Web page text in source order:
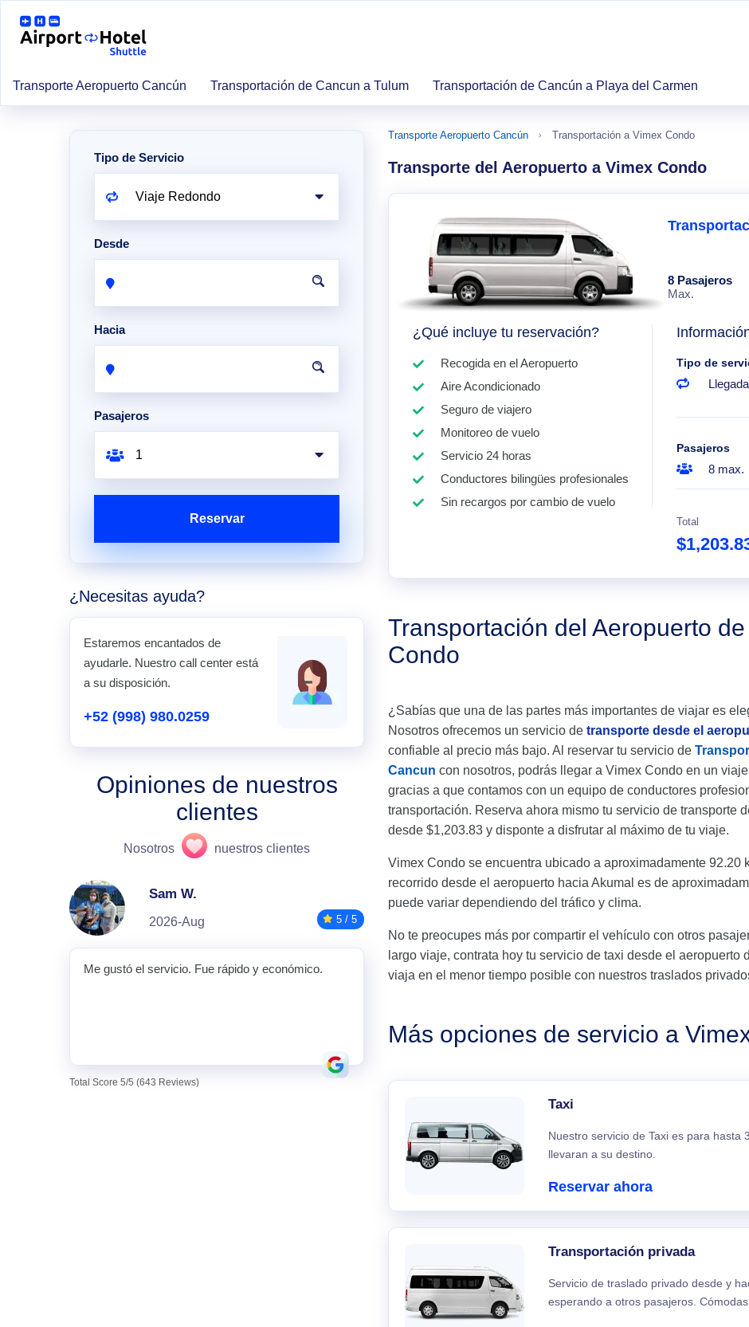
Transporte Aeropuerto Cancún Transportación de Cancun a Tulum Transportación de Cancún a Playa del Carmen
Transporte Aeropuerto Cancún Transportación a Vimex Condo
Transporte del Aeropuerto a Vimex Condo
8 Pasajeros
Max.
¿Qué incluye tu reservación?
Recogida en el Aeropuerto
Aire Acondicionado
Seguro de viajero
Monitoreo de vuelo
Servicio 24 horas
Conductores bilingües profesionales
Sin recargos por cambio de vuelo
Tipo de
Llegada
Pasajeros
8 max.
Total
Transportación del Aeropuerto
Condo
¿Sabías que una de las partes más importantes de viajar es
Nosotros ofrecemos un servicio de transporte desde el
confiable al precio más bajo. Al reservar tu servicio de
Cancun con nosotros, podrás llegar a Vimex Condo en un
gracias a que contamos con un equipo de conductores
transportación. Reserva ahora mismo tu servicio de transporte
desde $1,203.83 y disponte a disfrutar al máximo de tu viaje.
Vimex Condo se encuentra ubicado a aproximadamente 92.20
recorrido desde el aeropuerto hacia Akumal es de
puede variar dependiendo del tráfico y clima.
No te preocupes más por compartir el vehículo con otros
largo viaje, contrata hoy tu servicio de taxi desde el
viaja en el menor tiempo posible con nuestros traslados
Más opciones de servicio a
Taxi
Nuestro servicio de Taxi es para hasta
llevaran a su destino.
Reservar ahora
Transportación privada
Servicio de traslado privado desde y
esperando a otros pasajeros.
Tipo de Servicio
Desde
Hacia
Pasajeros
Reservar
¿Necesitas ayuda?
Estaremos encantados de
ayudarle. Nuestro call center está
a su disposición.
+52 (998) 980.0259
Opiniones de nuestros
clientes
Nosotros nuestros clientes
Sam W.
2026-Aug 5 / 5
Me gustó el servicio. Fue rápido y económico.
Total Score 5/5 (643 Reviews)